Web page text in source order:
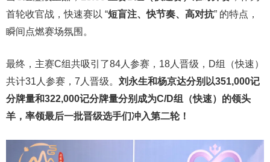
首轮收官战，快速赛以 “短盲注、快节奏、高对抗” 的特点，
瞬间点燃赛场氛围。
最终，主赛C组共吸引了84人参赛，18人晋级，D组（快速）
共计31人参赛，7人晋级。 刘永生和杨京达分别以351,000记
分牌量和322,000记分牌量分别成为C/D组（快速）的领头
羊，率领最后一批晋级选手们冲入第二轮！